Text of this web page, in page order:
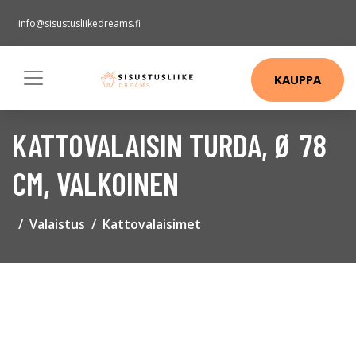
info@sisustusliikedreams.fi
KAUPPA
KATTOVALAISIN TURDA, Ø 78
CM, VALKOINEN
Valaistus Kattovalaisimet